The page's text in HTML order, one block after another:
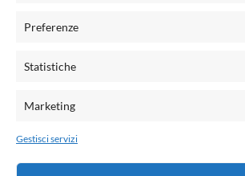
Preferenze
Statistiche
Marketing
Gestisci servizi
email:
Grafica e web:Salvatore